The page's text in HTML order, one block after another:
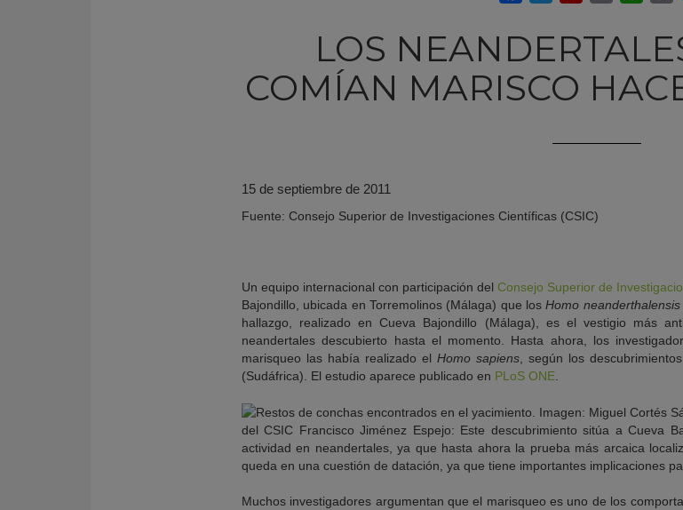
LOS
COMÍAN MARISCO
15 de septiembre de 2011
Fuente: Consejo Superior de Investigaciones Científicas (CSIC)
Un equipo internacional con participación del Consejo Superior de
Bajondillo, ubicada en Torremolinos (Málaga) que los Homo neanderthalensis
hallazgo, realizado en Cueva Bajondillo (Málaga), es el vestigio más
neandertales descubierto hasta el momento. Hasta ahora, los
marisqueo las había realizado el Homo sapiens , según los
(Sudáfrica). El estudio aparece publicado en PLoS ONE
del CSIC Francisco Jiménez Espejo: Este descubrimiento sitúa a Cueva
actividad en neandertales, ya que hasta ahora la prueba más arcaica
queda en una cuestión de datación, ya que tiene importantes implicaciones
Muchos investigadores argumentan que el marisqueo es uno de los